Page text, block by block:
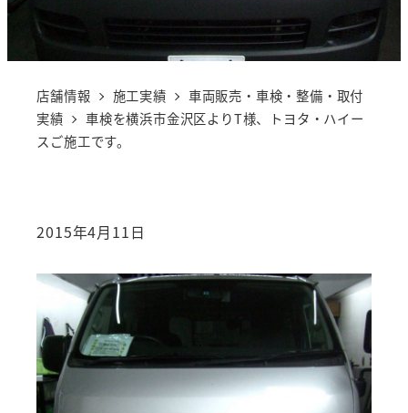
店舗情報 施工実績
車両販売・車検・整備・取付
実績
車検を横浜市金沢区よりT様、トヨタ・ハイー
スご施工です。
2015年4月11日